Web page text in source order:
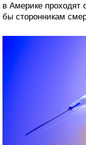
в Америке проходят
бы сторонникам